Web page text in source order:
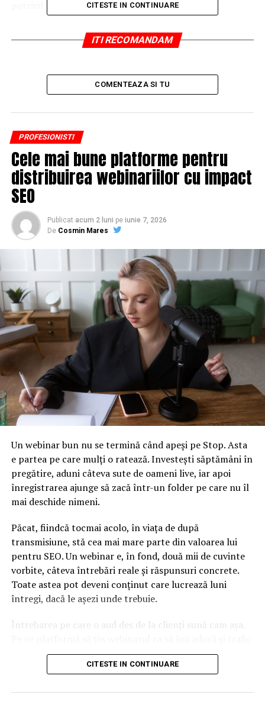
Localitatea din România unde zăpada măsoară 7 metri
NU RATATI
CITESTE IN CONTINUARE
ITI RECOMANDAM
COMENTEAZA SI TU
PROFESIONISTI
Cele mai bune platforme pentru
distribuirea webinariilor cu impact
SEO
Publicat acum 2 luni pe iunie 7, 2026
De Cosmin Mares
Un webinar bun nu se termină când apeși pe Stop. Asta
e partea pe care mulți o ratează. Investești săptămâni în
pregătire, aduni câteva sute de oameni live, iar apoi
înregistrarea ajunge să zacă într-un folder pe care nu îl
mai deschide nimeni.
Păcat, fiindcă tocmai acolo, în viața de după
transmisiune, stă cea mai mare parte din valoarea lui
pentru SEO. Un webinar e, în fond, două mii de cuvinte
vorbite, câteva întrebări reale și răspunsuri concrete.
Toate astea pot deveni conținut care lucrează luni
întregi, dacă le așezi unde trebuie.
Întrebarea pe care o aud des de la clienți sună cam așa.
din Google, nu doar lead-uri pe moment? Răspunsul
scurt e că platforma contează, dar nu în felul în care
CITESTE IN CONTINUARE